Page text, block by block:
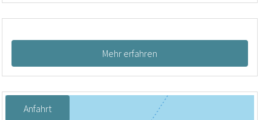
Mehr erfahren
Anfahrt